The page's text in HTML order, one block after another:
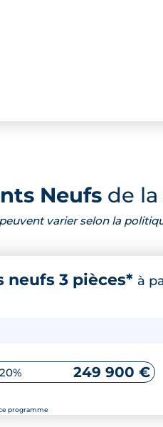
Neufs de
peuvent varier selon la
3 pièces* à
programme
249 900 €